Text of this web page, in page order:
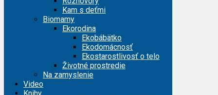
Kam s deťmi
Biomamy
Ekorodina
Ekobábätko
Ekodomácnosť
Ekostarostlivosť o telo
Životné prostredie
Na zamyslenie
Video